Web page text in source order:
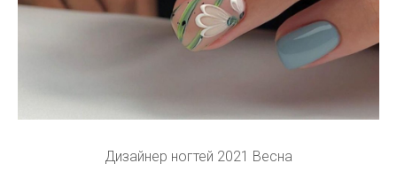
Дизайнер ногтей 2021 Весна